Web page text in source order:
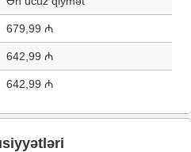
679,99 ₼
642,99 ₼
642,99 ₼